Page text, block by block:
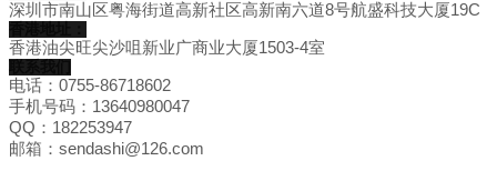
深圳市南山区粤海街道高新社区高新南六道8号航盛科技大厦19C
香港油尖旺尖沙咀新业广商业大厦1503-4室
电话：0755-86718602
手机号码：13640980047
QQ：182253947
邮箱：sendashi@126.com